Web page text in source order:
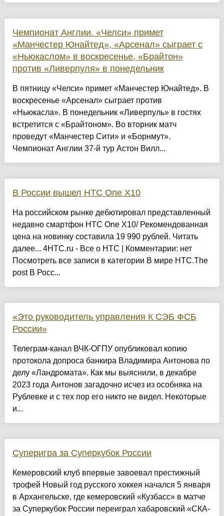
Чемпионат Англии. «Челси» примет
«Манчестер Юнайтед», «Арсенал» сыграет с
«Ньюкаслом» в воскресенье, «Брайтон»
против «Ливерпуля» в понедельник
В пятницу «Челси» примет «Манчестер Юнайтед». В
воскресенье «Арсенал» сыграет против
«Ньюкасла». В понедельник «Ливерпуль» в гостях
встретится с «Брайтоном». Во вторник матч
проведут «Манчестер Сити» и «Борнмут».
Чемпионат Англии 37-й тур Астон Вилл...
В России вышел HTC One X10
На российском рынке дебютировал представленный
недавно смартфон HTC One X10/ Рекомендованная
цена на новинку составила 19 990 рублей. Читать
далее... 4HTC.ru - Все о HTC | Комментарии: нет
Посмотреть все записи в категории В мире HTC.The
post В Росс...
«Это руководитель управления К СЭБ ФСБ
России»
Телеграм-канал ВЧК-ОГПУ опубликовал копию
протокола допроса банкира Владимира Антонова по
делу «Ландромата». Как мы выяснили, в декабре
2023 года Антонов загадочно исчез из особняка на
Рублевке и с тех пор его никто не видел. Некоторые
и...
Суперигра за Суперкубок России
Кемеровский клуб впервые завоевал престижный
трофей Новый год русского хоккея начался 5 января
в Архангельске, где кемеровский «Кузбасс» в матче
за Суперкубок России переиграл хабаровский «СКА-